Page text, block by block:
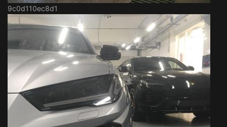
9c0d110ec8d1